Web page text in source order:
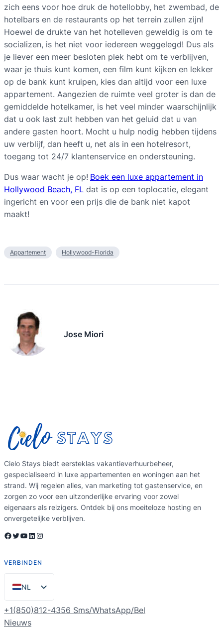
zich eens voor hoe druk de hotellobby, het zwembad, de
hotelbars en de restaurants op het terrein zullen zijn!
Hoewel de drukte van het hotelleven geweldig is om te
socializen, is het niet voor iedereen weggelegd! Dus als
je liever een meer besloten plek hebt om te verblijven,
waar je thuis kunt komen, een film kunt kijken en lekker
op de bank kunt kruipen, kies dan altijd voor een luxe
appartement. Aangezien de ruimte veel groter is dan de
gemiddelde hotelkamer, is het veel minder waarschijnlijk
dat u ook last zult hebben van het geluid dat u van
andere gasten hoort. Mocht u hulp nodig hebben tijdens
uw verblijf, dan heeft u, net als in een hotelresort,
toegang tot 24/7 klantenservice en ondersteuning.
Dus waar wacht je op! Boek een luxe appartement in
Hollywood Beach, FL dat is op een toplocatie, elegant
ingericht en voor een prijs die de bank niet kapot
maakt!
Appartement Hollywood-Florida
Jose Miori
Cielo Stays biedt eersteklas vakantieverhuurbeheer,
gespecialiseerd in luxe appartementen en woningen aan het
strand. Wij regelen alles, van marketing tot gastenservice, en
zorgen zo voor een uitzonderlijke ervaring voor zowel
eigenaars als reizigers. Ontdek bij ons moeiteloze hosting en
onvergetelijke verblijven.
Facebook Twitter YouTube LinkedIn Instagram
VERBINDEN
NL
EN
ES
+1(850)812-4356 Sms/WhatsApp/Bel
Nieuws